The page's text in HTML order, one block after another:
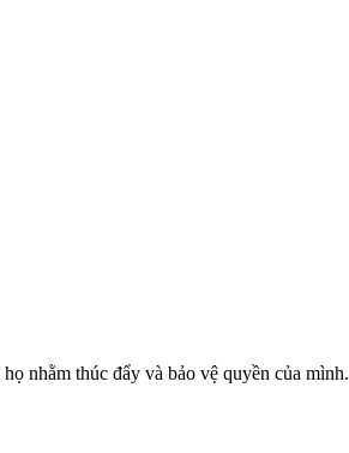
nhằm thúc đẩy và bảo vệ quyền của mình.